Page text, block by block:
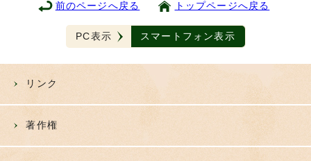
前のページへ戻る トップページへ戻る
PC表示 スマートフォン表示
リンク
著作権